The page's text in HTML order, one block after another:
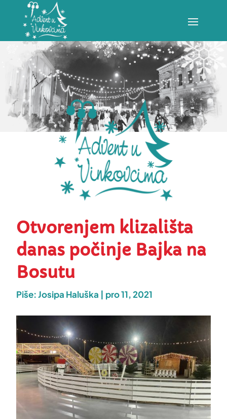
Otvorenjem klizališta
danas počinje Bajka na
Bosutu
Piše:Josipa Haluška | pro 11, 2021